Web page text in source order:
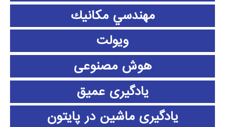
مهندسي مكانيك
ویولت
هوش مصنوعی
یادگیری عمیق
یادگیری ماشین در پایتون